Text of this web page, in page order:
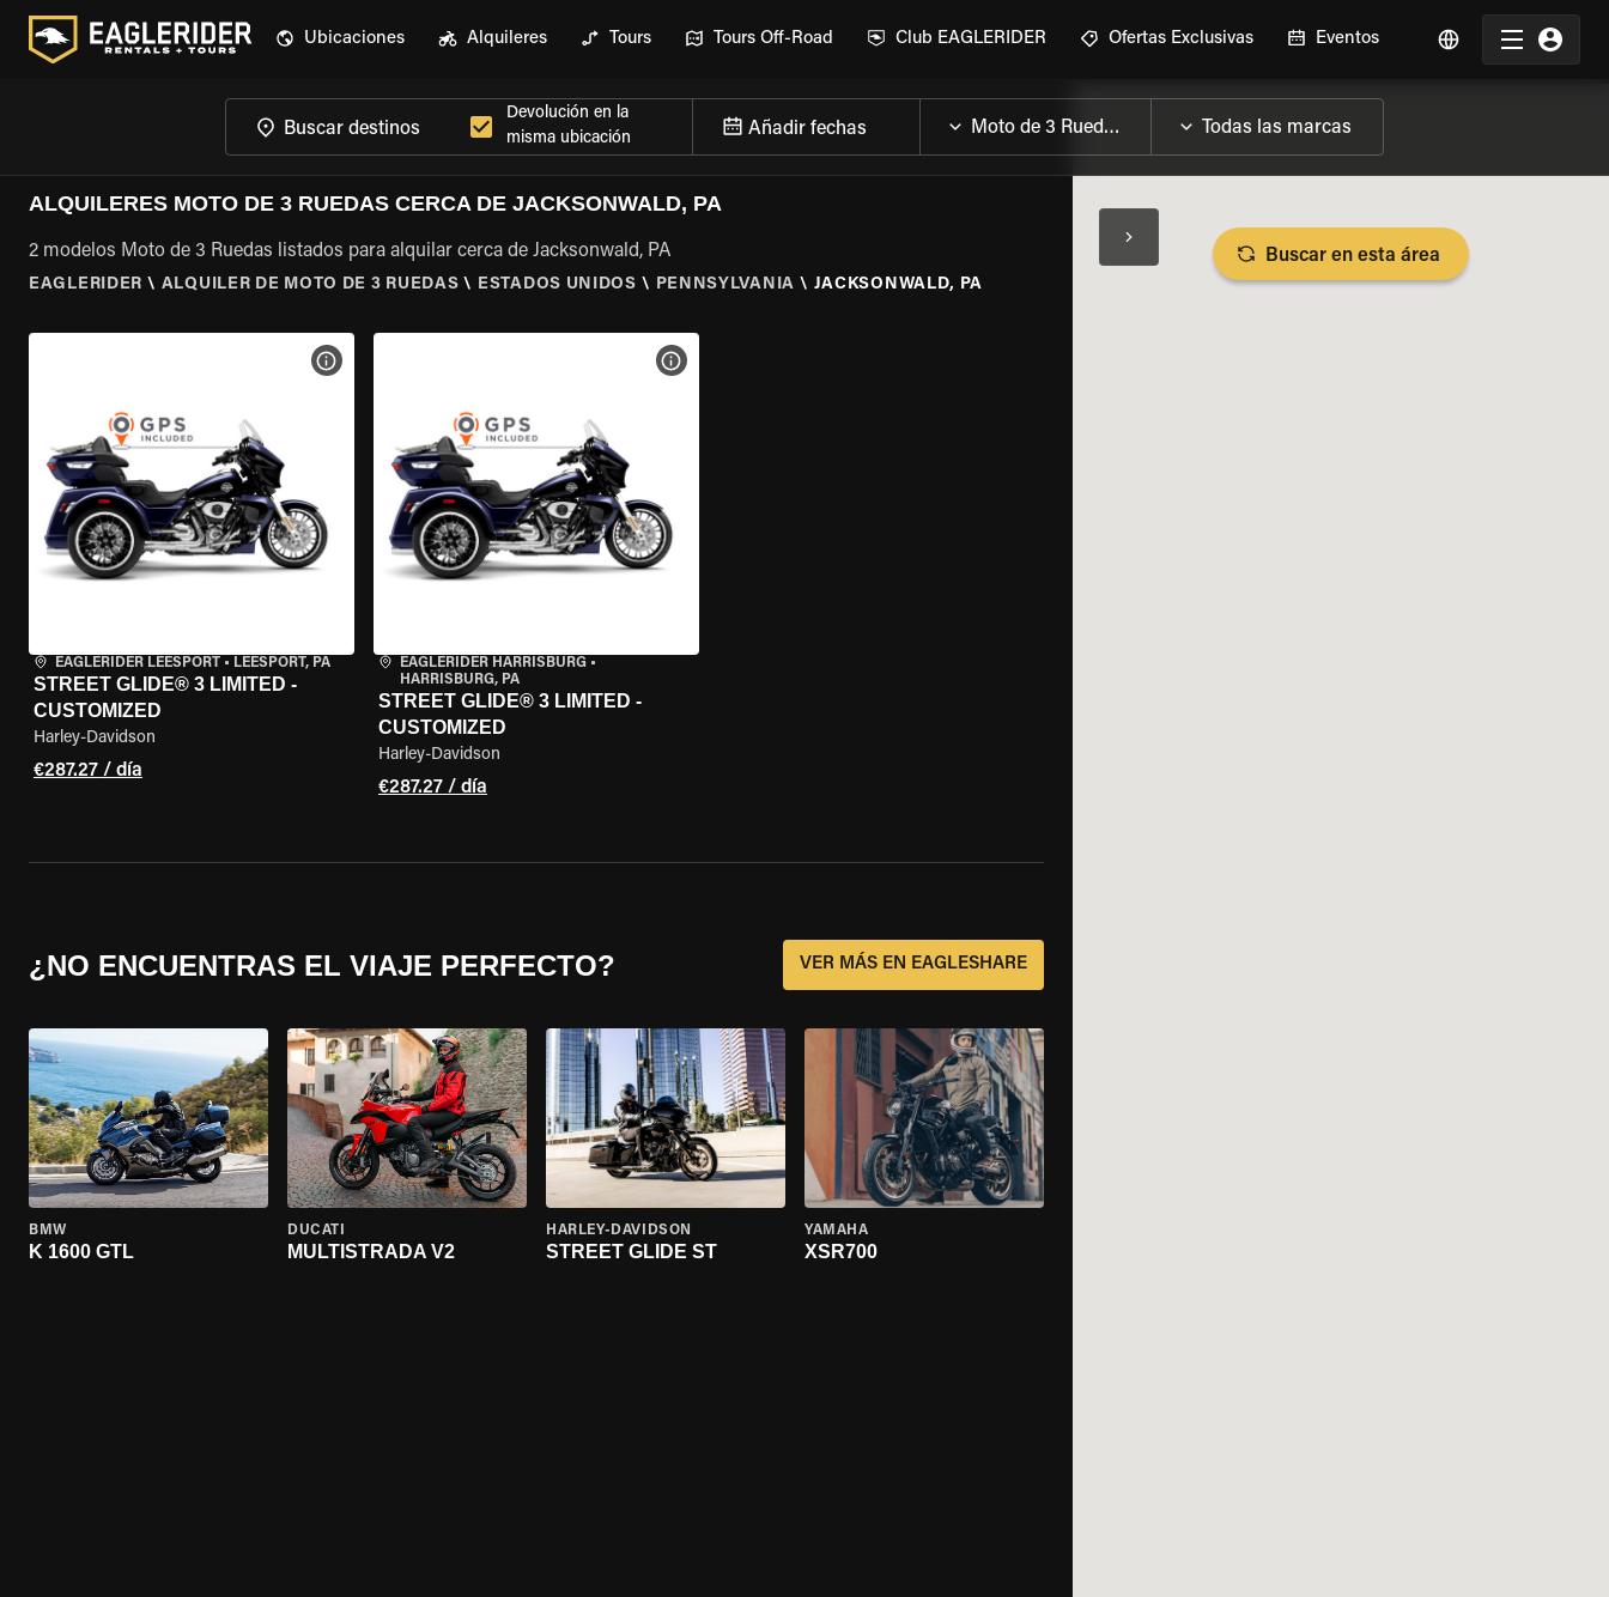
Ubicaciones Alquileres Tours Tours Off-Road Club EAGLERIDER Ofertas Exclusivas Eventos
Devolución en la
misma ubicación
Añadir fechas
ALQUILERES MOTO DE 3 RUEDAS CERCA DE JACKSONWALD, PA
2 modelos Moto de 3 Ruedas listados para alquilar cerca de Jacksonwald, PA
EAGLERIDER \ ALQUILER DE MOTO DE 3 RUEDAS \ ESTADOS UNIDOS \ PENNSYLVANIA \ JACKSONWALD, PA
EAGLERIDER LEESPORT • LEESPORT, PA
STREET GLIDE® 3 LIMITED -
CUSTOMIZED
Harley-Davidson
€287.27 / día
VER ESPECIFICACIONES DE LA MOTO
EAGLERIDER HARRISBURG•
HARRISBURG, PA
STREET GLIDE® 3 LIMITED -
CUSTOMIZED
Harley-Davidson
€287.27 / día
VER ESPECIFICACIONES DE LA MOTO
¿NO ENCUENTRAS EL VIAJE PERFECTO? VER MÁS EN EAGLESHARE
BMW
K 1600 GTL
DUCATI
MULTISTRADA V2
HARLEY-DAVIDSON
STREET GLIDE ST
YAMAHA
XSR700
Buscar en esta área